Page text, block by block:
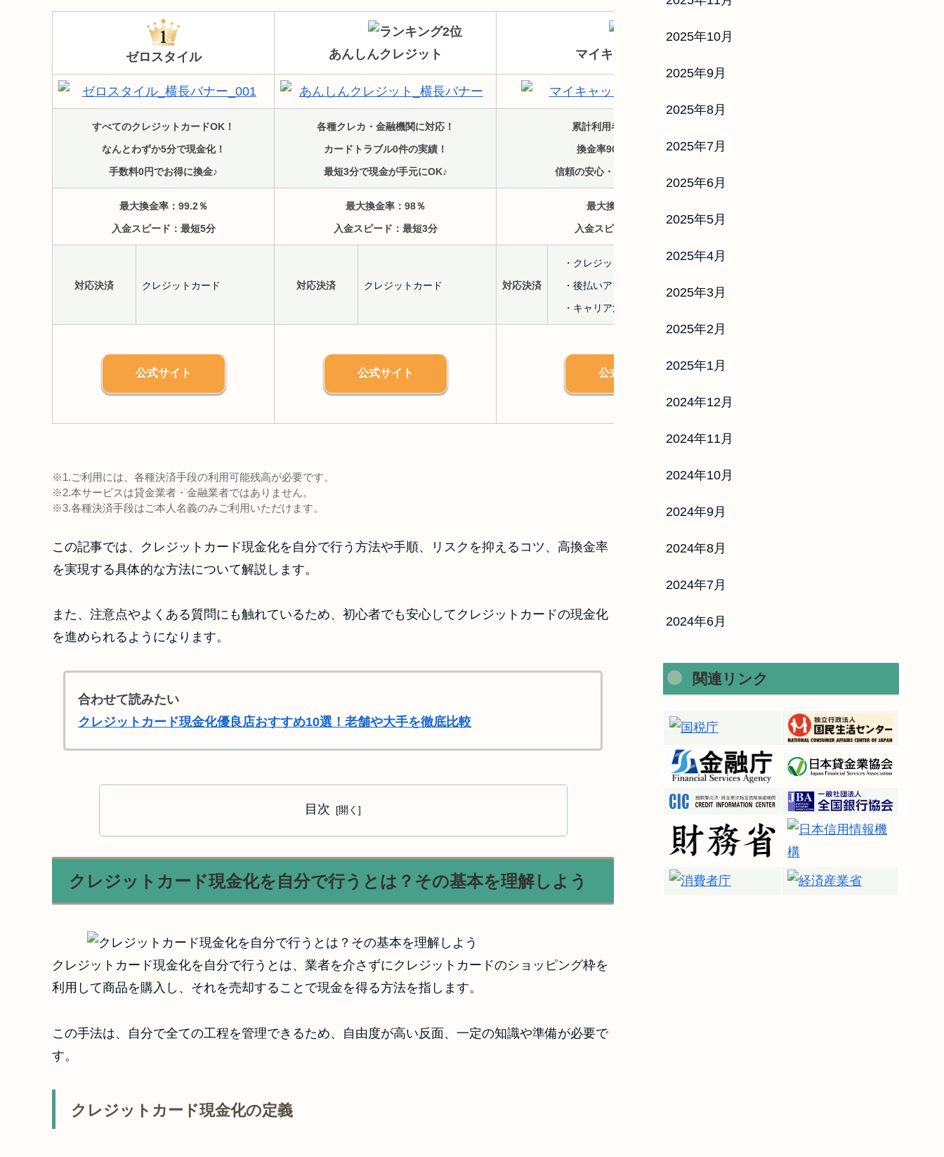
ゼロスタイル あんしんクレジット マイキャッシュ24
すべてのクレジットカードOK！
なんとわずか5分で現金化！
手数料0円でお得に換金♪
各種クレカ・金融機関に対応！
カードトラブル0件の実績！
最短3分で現金が手元にOK♪
累計利用者10万人突破！
換金率90％・即入金！
信頼の安心・安全業者で現金化♪
最大換金率：99.2％
入金スピード： 最短5分
最大換金率： 98％
入金スピード： 最短3分
最大換金率：90
入金スピード：
対応決済 クレジットカード 対応決済 クレジットカード 対応決済
・クレジットカード
・後払いアプリ
・キャリア決済
公式サイト 公式サイト 公式サイト
※1.ご利用には、各種決済手段の利用可能残高が必要です。
※2.本サービスは貸金業者・金融業者ではありません。
※3.各種決済手段はご本人名義のみご利用いただけます。
この記事では、クレジットカード現金化を自分で行う方法や手順、リスクを抑えるコツ、高換金率
を実現する具体的な方法について解説します。
また、注意点やよくある質問にも触れているため、初心者でも安心してクレジットカードの現金化
を進められるようになります。
合わせて読みたい
クレジットカード現金化優良店おすすめ10選！老舗や大手を徹底比較
目次
クレジットカード現金化を自分で行うとは？その基本を理解しよう
クレジットカード現金化を自分で行うとは、業者を介さずにクレジットカードのショッピング枠を
利用して商品を購入し、それを売却することで現金を得る方法を指します。
この手法は、自分で全ての工程を管理できるため、自由度が高い反面、一定の知識や準備が必要で
す。
クレジットカード現金化の定義
2025年10月
2025年9月
2025年8月
2025年7月
2025年6月
2025年5月
2025年4月
2025年3月
2025年2月
2025年1月
2024年12月
2024年11月
2024年10月
2024年9月
2024年8月
2024年7月
2024年6月
関連リンク